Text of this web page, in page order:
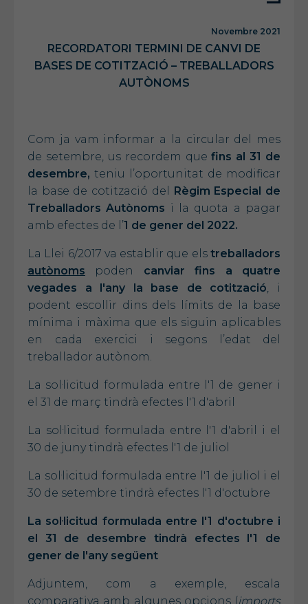
Novembre 2021
RECORDATORI TERMINI DE CANVI DE
BASES DE COTITZACIÓ – TREBALLADORS
AUTÒNOMS
Com ja vam informar a la circular del mes
de setembre, us recordem quefins al 31 de
desembre, teniu l’oportunitat de modificar
la base de cotització del
Règim Especial de
Treballadors Autònoms i la quota a pagar
amb efectes de l’1 de gener del 2022.
La Llei 6/2017 va establir que els treballadors
autònoms poden canviar fins a quatre
vegades a l'any la
base de cotització, i
podent escollir dins dels límits de la base
mínima i màxima que els siguin aplicables
en cada exercici i segons l’edat del
treballador autònom.
La sol·licitud formulada entre l'1 de gener i
el 31 de març tindrà efectes l'1 d'abril
La sol·licitud formulada entre l'1 d'abril i el
30 de juny tindrà efectes l'1 de juliol
La sol·licitud formulada entre l'1 de juliol i el
30 de setembre tindrà efectes l'1 d'octubre
La sol·licitud formulada entre l'1 d'octubre i
el 31 de desembre tindrà efectes l'1 de
gener de l'any següent
Adjuntem, com a exemple, escala
comparativa amb algunes opcions (imports